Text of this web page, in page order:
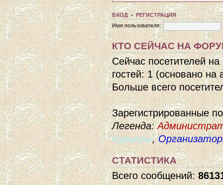
ВХОД•РЕГИСТРАЦИЯ
Имя пользователя:
КТО СЕЙЧАС НА
Сейчас посетителей
гостей: 1 (основано на
Больше всего
Зарегистрированные
Легенда:
Курьеры,
СТАТИСТИКА
Всего сообщений: